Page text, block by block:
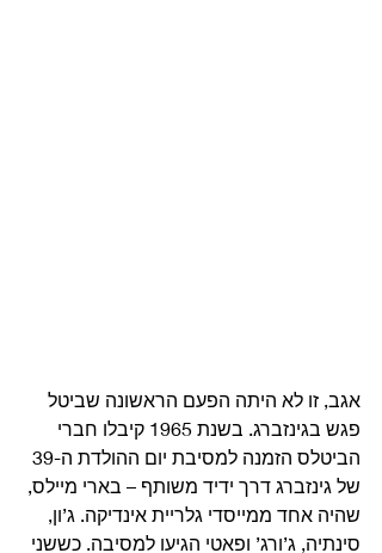
אגב, זו לא היתה הפעם הראשונה שביטל
פגש בגינזברג. בשנת 1965 קיבלו חברי
של גינזברג דרך ידיד משותף – בארי מיילס,
שהיה אחד ממייסדי גלריית אינדיקה. ג’ון,
סינתיה, ג’ורג’ ופאטי הגיעו למסיבה. כששני